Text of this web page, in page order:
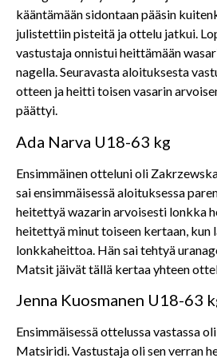
kääntämään sidontaan pääsin
julistettiin pisteitä ja ottelu jatkui.
vastustaja onnistui heittämään
nagella. Seuravasta aloituksesta
otteen ja heitti toisen vasarin
päättyi.
Ada Narva U18-63 kg
Ensimmäinen otteluni oli
sai ensimmäisessä aloituksessa
heitettyä wazarin arvoisesti lonkka
heitettyä minut toiseen kertaan, kun
lonkkaheittoa. Hän sai tehtyä
Matsit jäivät tällä kertaa yhteen
Jenna Kuosmanen U18-63
Ensimmäisessä ottelussa vastassa
Matsiridi. Vastustaja oli sen verran